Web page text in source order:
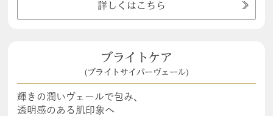
詳しくはこちら
ブライトケア
(ブライトサイバーヴェール)
輝きの潤いヴェールで包み、
透明感のある肌印象へ